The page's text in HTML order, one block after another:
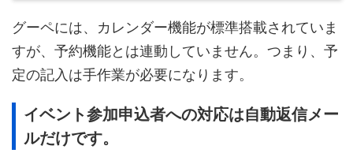
グーペには、カレンダー機能が標準搭載されていま
すが、予約機能とは連動していません。つまり、予
定の記入は手作業が必要になります。
イベント参加申込者への対応は自動返信メー
ルだけです。